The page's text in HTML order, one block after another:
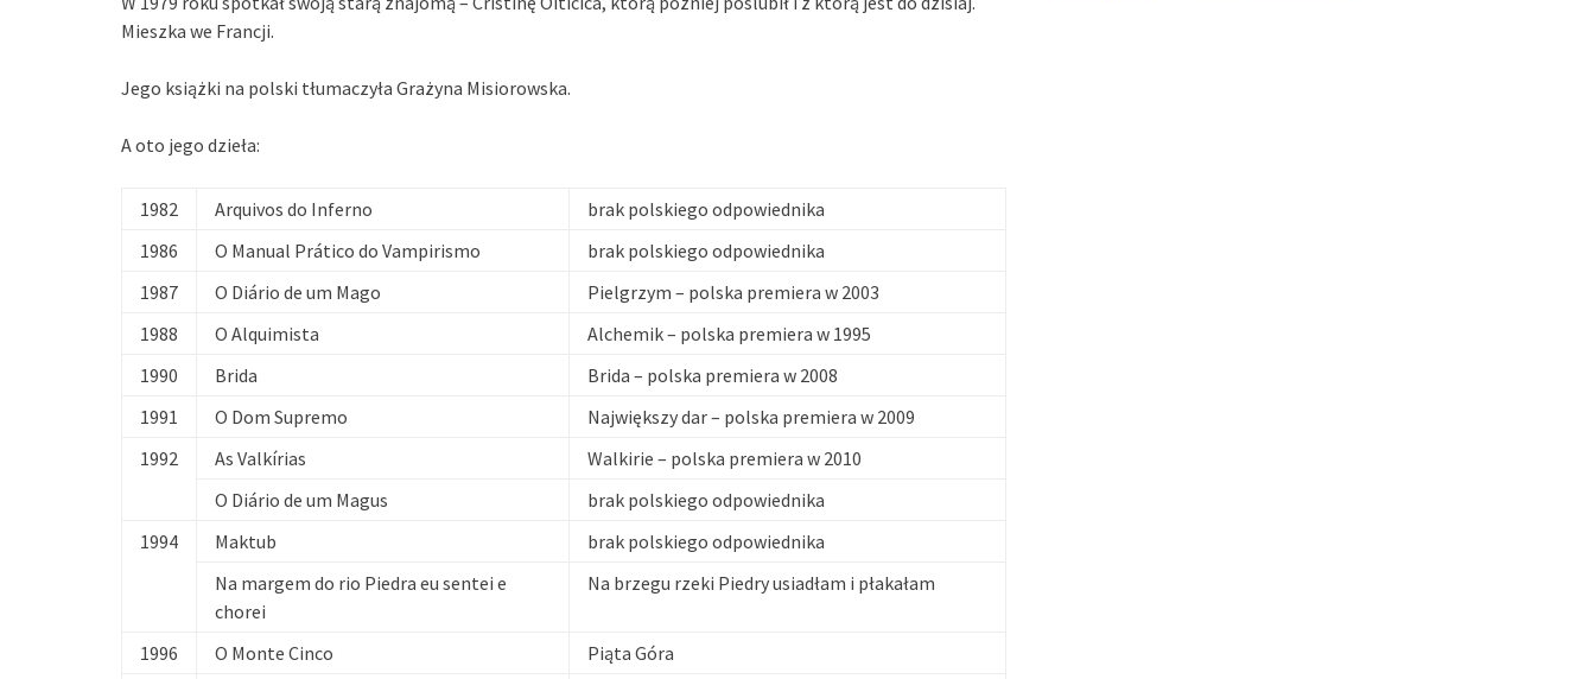
Mieszka we Francji.
Jego książki na polski tłumaczyła Grażyna Misiorowska.
A oto jego dzieła:
1982 Arquivos do Inferno
brak polskiego odpowiednika
1986
O Manual Prático do Vampirismo
brak polskiego odpowiednika
1987
O Diário de um Mago
Pielgrzym – polska premiera w 2003
1988
O Alquimista
Alchemik – polska premiera w 1995
1990
Brida
Brida – polska premiera w 2008
1991
O Dom Supremo
Największy dar – polska premiera w 2009
1992
As Valkírias
Walkirie – polska premiera w 2010
O Diário de um Magus
brak polskiego odpowiednika
1994
Maktub
brak polskiego odpowiednika
Na margem do rio Piedra eu sentei e
chorei
Na brzegu rzeki Piedry usiadłam i płakałam
1996 O Monte Cinco
Piąta Góra